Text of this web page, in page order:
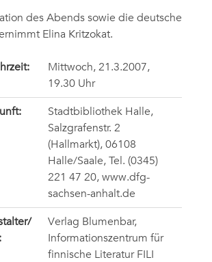
des Abends sowie die deutsche
Elina Kritzokat.
Mittwoch, 21.3.2007,
19.30 Uhr
Stadtbibliothek Halle,
Salzgrafenstr. 2
(Hallmarkt), 06108
Halle/Saale, Tel. (0345)
221 47 20, www.dfg-
sachsen-anhalt.de
Verlag Blumenbar,
Informationszentrum für
finnische Literatur FILI